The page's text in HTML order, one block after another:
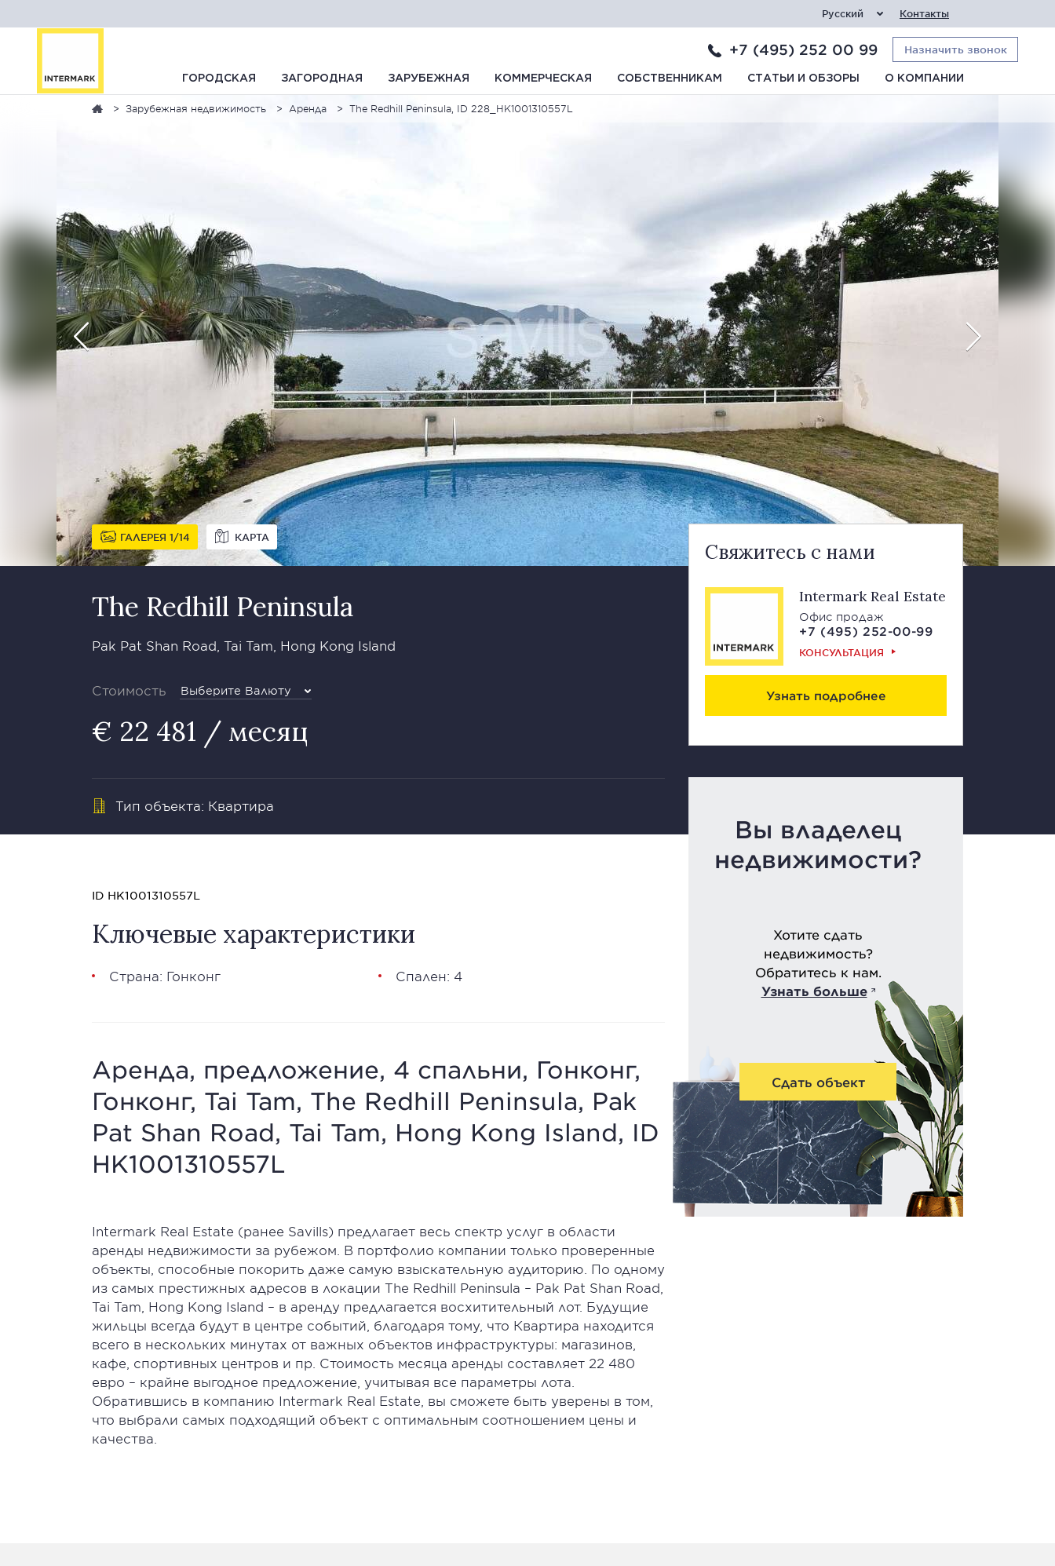
Русский Контакты
+7 (495) 252 00 99 Назначить звонок
ГОРОДСКАЯ ЗАГОРОДНАЯ ЗАРУБЕЖНАЯ КОММЕРЧЕСКАЯ СОБСТВЕННИКАМ СТАТЬИ И ОБЗОРЫ О КОМПАНИИ
Зарубежная недвижимость Аренда The Redhill Peninsula, ID 228_HK1001310557L
ГАЛЕРЕЯ 1 14 КАРТА
The Redhill Peninsula
Pak Pat Shan Road, Tai Tam, Hong Kong Island
Стоимость Выберите Валюту
€ 22 481 / месяц
Тип объекта: Квартира
Свяжитесь с нами
Intermark Real Estate
Офис продаж
+7 (495) 252-00-99
КОНСУЛЬТАЦИЯ
Узнать подробнее
Вы владелец
недвижимости?
Хотите сдать
недвижимость?
Обратитесь к нам.
Узнать больше
Сдать объект
ID HK1001310557L
Ключевые характеристики
Страна: Гонконг Спален: 4
Аренда, предложение, 4 спальни, Гонконг,
Гонконг, Tai Tam, The Redhill Peninsula, Pak
Pat Shan Road, Tai Tam, Hong Kong Island, ID
HK1001310557L
Intermark Real Estate (ранее Savills) предлагает весь спектр услуг в области
аренды недвижимости за рубежом. В портфолио компании только проверенные
объекты, способные покорить даже самую взыскательную аудиторию. По одному
из самых престижных адресов в локации The Redhill Peninsula – Pak Pat Shan Road,
Tai Tam, Hong Kong Island – в аренду предлагается восхитительный лот. Будущие
жильцы всегда будут в центре событий, благодаря тому, что Квартира находится
всего в нескольких минутах от важных объектов инфраструктуры: магазинов,
кафе, спортивных центров и пр. Стоимость месяца аренды составляет 22 480
евро – крайне выгодное предложение, учитывая все параметры лота.
Обратившись в компанию Intermark Real Estate, вы сможете быть уверены в том,
что выбрали самых подходящий объект с оптимальным соотношением цены и
качества.